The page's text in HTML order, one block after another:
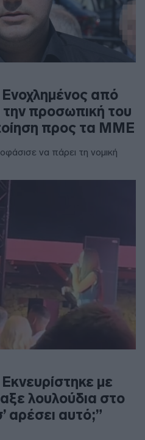
από
την προσωπική του
προς τα ΜΜΕ
να πάρει τη νομική
με
λουλούδια στο
αρέσει αυτό;”